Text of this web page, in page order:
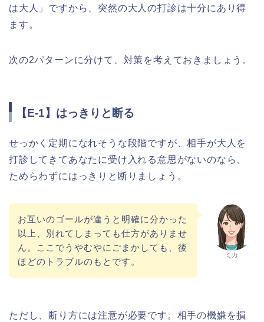
は大人」ですから、突然の大人の打診は十分にあり得
ます。
次の2パターンに分けて、対策を考えておきましょう。
【E-1】はっきりと断る
せっかく定期になれそうな段階ですが、相手が大人を
打診してきてあなたに受け入れる意思がないのなら、
ためらわずにはっきりと断りましょう。
ミカ
お互いのゴールが違うと明確に分かった
以上、別れてしまっても仕方がありませ
ん。ここでうやむやにごまかしても、後
ほどのトラブルのもとです。
ただし、断り方には注意が必要です。相手の機嫌を損